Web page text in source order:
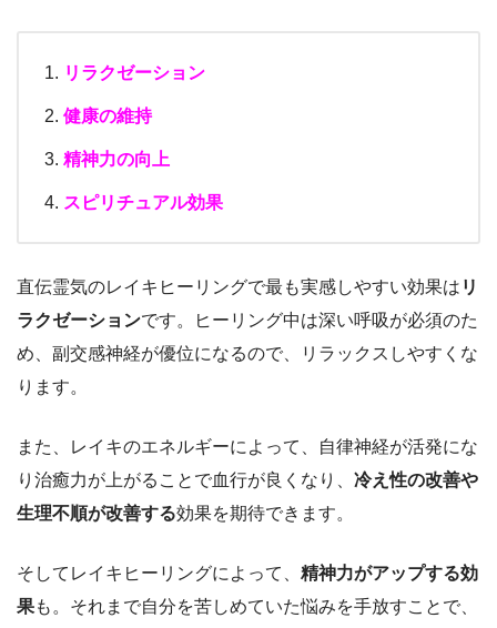
リラクゼーション
健康の維持
精神力の向上
スピリチュアル効果
直伝霊気のレイキヒーリングで最も実感しやすい効果は リ
ラクゼーションです。ヒーリング中は深い呼吸が必須のた
め、副交感神経が優位になるので、リラックスしやすくな
ります。
また、レイキのエネルギーによって、自律神経が活発にな
り治癒力が上がることで血行が良くなり、 冷え性の改善や
生理不順が改善する効果を期待できます。
そしてレイキヒーリングによって、 精神力がアップする効
果も。それまで自分を苦しめていた悩みを手放すことで、